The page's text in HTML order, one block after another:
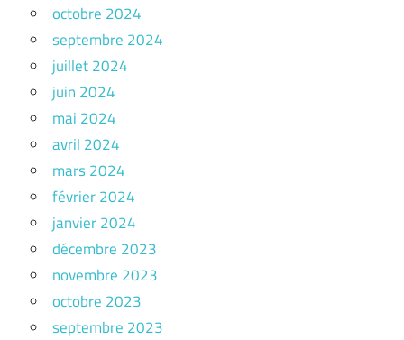
octobre 2024
septembre 2024
juillet 2024
juin 2024
mai 2024
avril 2024
mars 2024
février 2024
janvier 2024
décembre 2023
novembre 2023
octobre 2023
septembre 2023